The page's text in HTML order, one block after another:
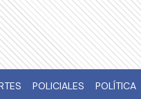
POLICIALES POLÍTICA